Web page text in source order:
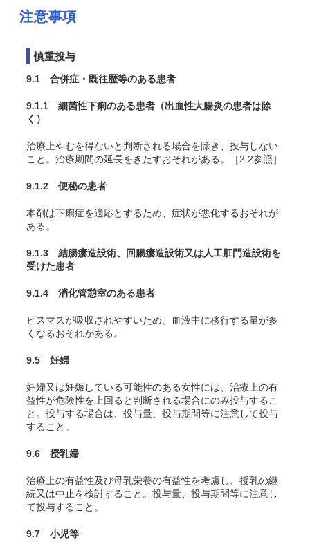
注意事項
慎重投与
9.1 合併症・既往歴等のある患者
9.1.1 細菌性下痢のある患者（出血性大腸炎の患者は除
く）
治療上やむを得ないと判断される場合を除き、投与しない
こと。治療期間の延長をきたすおそれがある。［2.2参照］
9.1.2 便秘の患者
本剤は下痢症を適応とするため、症状が悪化するおそれが
ある。
9.1.3 結腸瘻造設術、回腸瘻造設術又は人工肛門造設術を
受けた患者
9.1.4 消化管憩室のある患者
ビスマスが吸収されやすいため、血液中に移行する量が多
くなるおそれがある。
9.5 妊婦
妊婦又は妊娠している可能性のある女性には、治療上の有
益性が危険性を上回ると判断される場合にのみ投与するこ
と。投与する場合は、投与量、投与期間等に注意して投与
すること。
9.6 授乳婦
治療上の有益性及び母乳栄養の有益性を考慮し、授乳の継
続又は中止を検討すること。投与量、投与期間等に注意し
て投与すること。
9.7 小児等